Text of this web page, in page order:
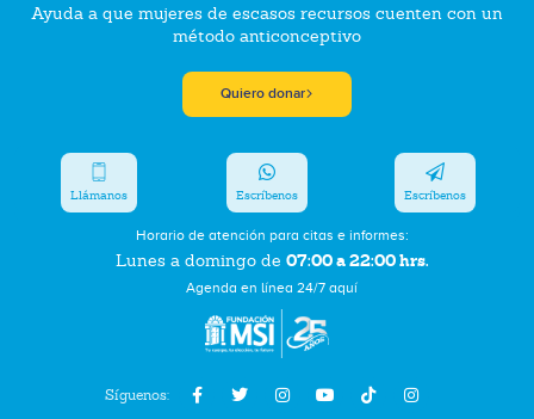
Ayuda a que mujeres de escasos recursos cuenten con un
método anticonceptivo
Quiero donar
Síguenos:
Horario de atención para citas e informes:
Lunes a domingo de 07:00 a 22:00 hrs.
Agenda en línea 24/7 aquí
Llámanos Escríbenos Escríbenos